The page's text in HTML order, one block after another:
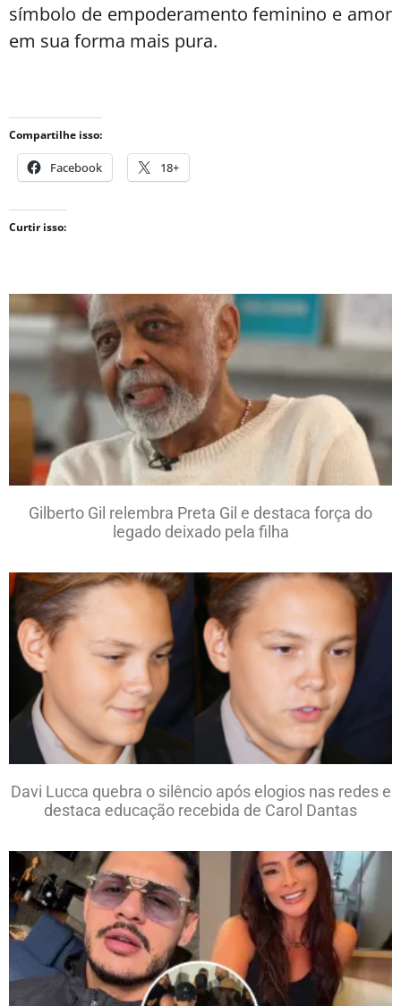
símbolo de empoderamento feminino e amor
em sua forma mais pura.
Compartilhe isso:
Facebook 18+
Curtir isso:
Gilberto Gil relembra Preta Gil e destaca força do
legado deixado pela filha
Davi Lucca quebra o silêncio após elogios nas redes e
destaca educação recebida de Carol Dantas